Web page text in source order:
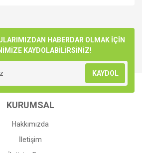
Yorum Yaz
iletebilirsiniz.
teşekkür ederiz.
bozuk veya görüntülenemiyor.
eksik bilgiler bulunuyor.
bulunuyor.
daha pahalı.
HABERDAR OLMAK İÇİN
KAYDOLABİLİRSİNİZ!
KAYDOL
KURUMSAL
Hakkımızda
İletişim